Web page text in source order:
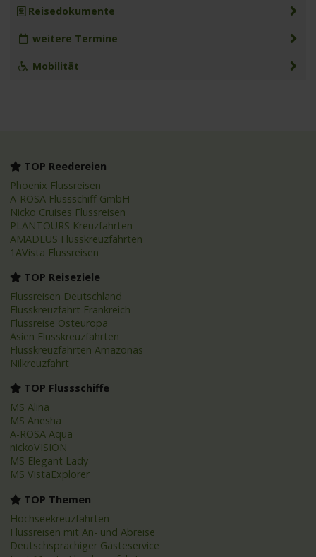
Reisedokumente
weitere Termine
Mobilität
TOP Reedereien
Phoenix Flussreisen
A-ROSA Flussschiff GmbH
Nicko Cruises Flussreisen
PLANTOURS Kreuzfahrten
AMADEUS Flusskreuzfahrten
1AVista Flussreisen
TOP Reiseziele
Flussreisen Deutschland
Flusskreuzfahrt Frankreich
Flussreise Osteuropa
Asien Flusskreuzfahrten
Flusskreuzfahrten Amazonas
Nilkreuzfahrt
TOP Flussschiffe
MS Alina
MS Anesha
A-ROSA Aqua
nickoVISION
MS Elegant Lady
MS VistaExplorer
TOP Themen
Hochseekreuzfahrten
Flussreisen mit An- und Abreise
Deutschsprachiger Gästeservice